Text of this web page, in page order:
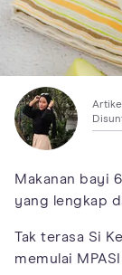
Makanan bayi
yang lengkap
Tak terasa Si
memulai